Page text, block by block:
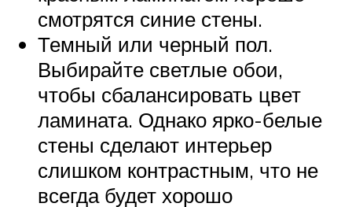
смотрятся синие стены.
Темный или черный пол.
Выбирайте светлые обои,
чтобы сбалансировать цвет
ламината. Однако ярко-белые
стены сделают интерьер
слишком контрастным, что не
всегда будет хорошо